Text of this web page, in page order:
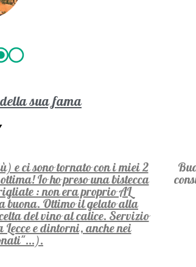
sua fama
e ci sono tornato con i miei 2
Io ho preso una bistecca
: non era proprio AL
buona. Ottimo il gelato alla
del vino al calice. Servizio
e dintorni, anche nei